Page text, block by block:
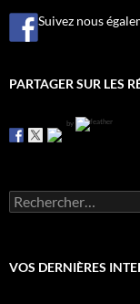
Suivez nous
PARTAGER SUR LES
by
R
e
e
VOS DERNIÈRES